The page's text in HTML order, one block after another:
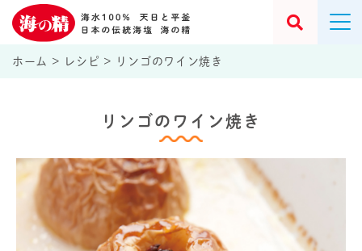
ホーム > レシピ > リンゴのワイン焼き
リンゴのワイン焼き